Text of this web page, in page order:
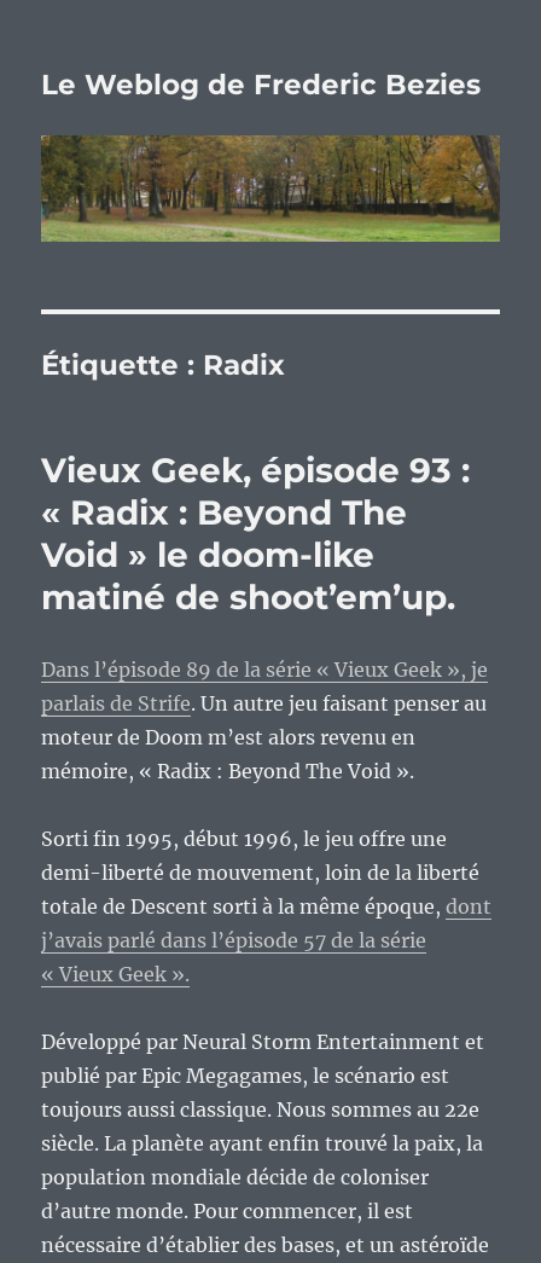
Le Weblog de Frederic Bezies
Étiquette : Radix
Vieux Geek, épisode 93 :
« Radix : Beyond The
Void » le doom-like
matiné de shoot’em’up.
Dans l’épisode 89 de la série « Vieux Geek », je
parlais de Strife. Un autre jeu faisant penser au
moteur de Doom m’est alors revenu en
mémoire, « Radix : Beyond The Void ».
Sorti fin 1995, début 1996, le jeu offre une
demi-liberté de mouvement, loin de la liberté
totale de Descent sorti à la même époque,dont
j’avais parlé dans l’épisode 57 de la série
« Vieux Geek ».
Développé par Neural Storm Entertainment et
publié par Epic Megagames, le scénario est
toujours aussi classique. Nous sommes au 22e
siècle. La planète ayant enfin trouvé la paix, la
population mondiale décide de coloniser
d’autre monde. Pour commencer, il est
nécessaire d’établier des bases, et un astéroïde